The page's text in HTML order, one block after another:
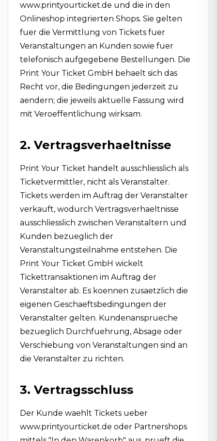
www.printyourticket.de und die in den
Onlineshop integrierten Shops. Sie gelten
fuer die Vermittlung von Tickets fuer
Veranstaltungen an Kunden sowie fuer
telefonisch aufgegebene Bestellungen. Die
Print Your Ticket GmbH behaelt sich das
Recht vor, die Bedingungen jederzeit zu
aendern; die jeweils aktuelle Fassung wird
mit Veroeffentlichung wirksam.
2. Vertragsverhaeltnisse
Print Your Ticket handelt ausschliesslich als
Ticketvermittler, nicht als Veranstalter.
Tickets werden im Auftrag der Veranstalter
verkauft, wodurch Vertragsverhaeltnisse
ausschliesslich zwischen Veranstaltern und
Kunden bezueglich der
Veranstaltungsteilnahme entstehen. Die
Print Your Ticket GmbH wickelt
Tickettransaktionen im Auftrag der
Veranstalter ab. Es koennen zusaetzlich die
eigenen Geschaeftsbedingungen der
Veranstalter gelten. Kundenansprueche
bezueglich Durchfuehrung, Absage oder
Verschiebung von Veranstaltungen sind an
die Veranstalter zu richten.
3. Vertragsschluss
Der Kunde waehlt Tickets ueber
www.printyourticket.de oder Partnershops